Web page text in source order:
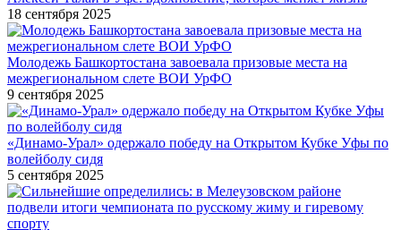
18 сентября 2025
Молодежь Башкортостана завоевала призовые места на
межрегиональном слете ВОИ УрФО
9 сентября 2025
«Динамо-Урал» одержало победу на Открытом Кубке Уфы по
волейболу сидя
5 сентября 2025